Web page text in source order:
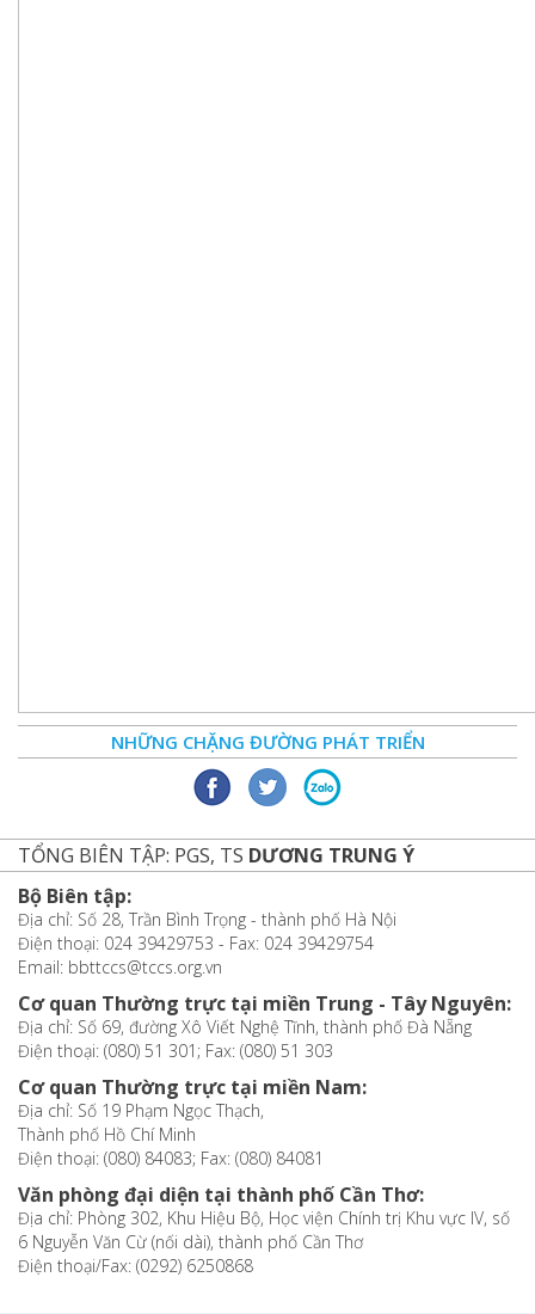
NHỮNG CHẶNG ĐƯỜNG PHÁT TRIỂN
TỔNG BIÊN TẬP: PGS, TS DƯƠNG TRUNG Ý
Bộ Biên tập:
Địa chỉ: Số 28, Trần Bình Trọng - thành phố Hà Nội
Điện thoại: 024 39429753 - Fax: 024 39429754
Email: bbttccs@tccs.org.vn
Cơ quan Thường trực tại miền Trung - Tây Nguyên:
Địa chỉ: Số 69, đường Xô Viết Nghệ Tĩnh, thành phố Đà Nẵng
Điện thoại: (080) 51 301; Fax: (080) 51 303
Cơ quan Thường trực tại miền Nam:
Địa chỉ: Số 19 Phạm Ngọc Thạch,
Thành phố Hồ Chí Minh
Điện thoại: (080) 84083; Fax: (080) 84081
Văn phòng đại diện tại thành phố Cần Thơ:
Địa chỉ: Phòng 302, Khu Hiệu Bộ, Học viện Chính trị Khu vực IV, số
6 Nguyễn Văn Cừ (nối dài), thành phố Cần Thơ
Điện thoại/Fax: (0292) 6250868